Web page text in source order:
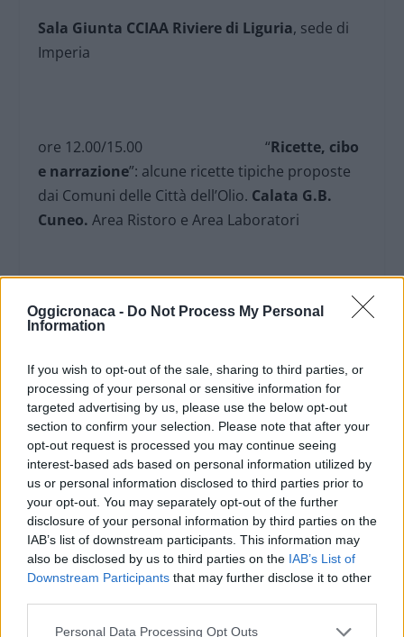
Oggicronaca - Do Not Process My Personal
Information
If you wish to opt-out of the sale, sharing to third parties, or
processing of your personal or sensitive information for
targeted advertising by us, please use the below opt-out
section to confirm your selection. Please note that after your
opt-out request is processed you may continue seeing
interest-based ads based on personal information utilized by
us or personal information disclosed to third parties prior to
your opt-out. You may separately opt-out of the further
disclosure of your personal information by third parties on the
IAB’s list of downstream participants. This information may
also be disclosed by us to third parties on the IAB’s List of
Downstream Participants that may further disclose it to other
Personal Data Processing Opt Outs
Sala Giunta CCIAA Riviere di Liguria, sede di
Imperia
ore 12.00/15.00 “Ricette, cibo
e narrazione”: alcune ricette tipiche proposte
dai Comuni delle Città dell’Olio. Calata G.B.
Cuneo. Area Ristoro e Area Laboratori
ore 14.00/18.00
Congresso
Mediterranea nei primi 1000 giorni di vita” a
cura di Gianfranco Trapani e Università di
Torino.Sala Multimediale CCIAA
ore 15.00/18.30Gara
eliminatoria di Pesto al mortaio valida per il
VII Campionato Mondiale:10 concorrenti si
sfidano nella preparazione del Pesto a colpi di
mortaio e pestello. Il vincitore parteciperà alla
prossima edizione del Campionato Mondiale di